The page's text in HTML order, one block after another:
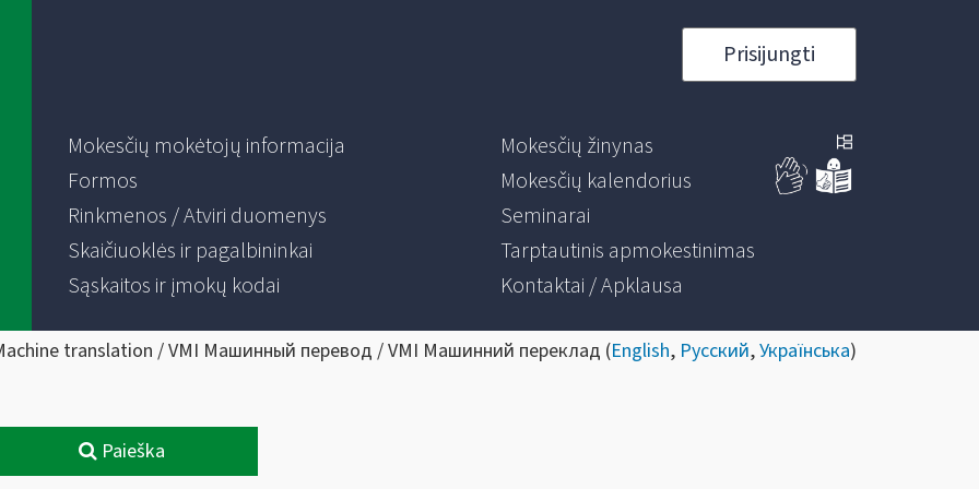
Prisijungti
Mokesčių mokėtojų informacija
Formos
Rinkmenos / Atviri duomenys
Skaičiuoklės ir pagalbininkai
Sąskaitos ir įmokų kodai
Mokesčių žinynas
Mokesčių kalendorius
Seminarai
Tarptautinis apmokestinimas
Kontaktai / Apklausa
translation / VMI Машинный перевод / VMI Машинний переклад (English, Русский,Українська)
Paieška